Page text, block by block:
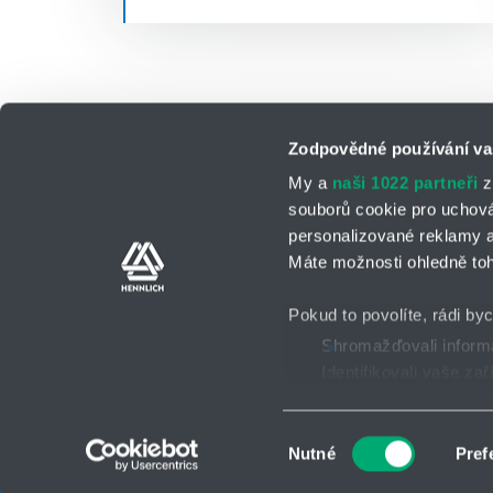
Zodpovědné používání
My a naši 1022 partneři
souborů cookie pro
personalizované reklamy
Máte možnosti ohledně
Pokud to povolíte, rádi
Shromažďovali
cookie.
souhlasu
Nutné
Kontaktní osoby Kontaktní